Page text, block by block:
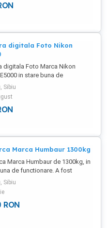
digitala Foto Nikon
digitala Foto Marca Nikon
in stare buna de
Sibiu
Marca Humbaur 1300kg
Marca Humbaur de 1300kg, in
de functionare. A fost
din Germania direct de la
iar eu o am in posesie
10 ani. Este inscrisa si are toate
zi. Dimensiunile suprafetei de
Sibiu
RON